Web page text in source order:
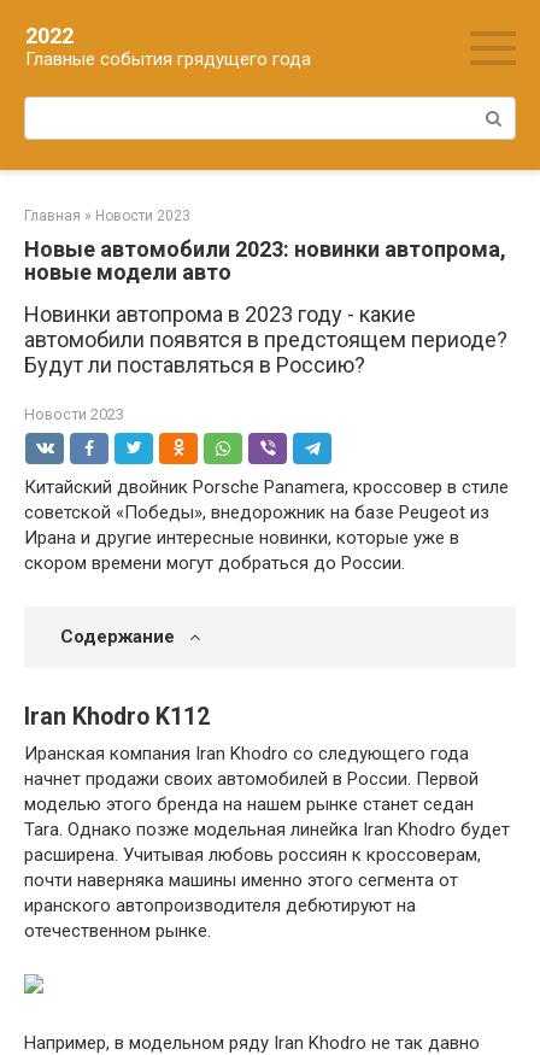
контенту
2022
Главные события грядущего года
Главная » Новости 2023
Новые автомобили 2023: новинки автопрома,
новые модели авто
Новинки автопрома в 2023 году - какие
автомобили появятся в предстоящем периоде?
Будут ли поставляться в Россию?
Новости 2023
Китайский двойник Porsche Panamera, кроссовер в стиле
советской «Победы», внедорожник на базе Peugeot из
Ирана и другие интересные новинки, которые уже в
скором времени могут добраться до России.
Содержание
Iran Khodro K112
Иранская компания Iran Khodro со следующего года
начнет продажи своих автомобилей в России. Первой
моделью этого бренда на нашем рынке станет седан
Tara. Однако позже модельная линейка Iran Khodro будет
расширена. Учитывая любовь россиян к кроссоверам,
почти наверняка машины именно этого сегмента от
иранского автопроизводителя дебютируют на
отечественном рынке.
Например, в модельном ряду Iran Khodro не так давно